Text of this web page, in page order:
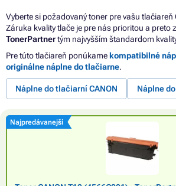
Vyberte si požadovaný toner pre vašu tlačiareň
Záruka kvality tlače je pre nás prioritou a preto
TonerPartnertým najvyšším štandardom
Pre túto tlačiareň ponúkame kompatibilné
originálne náplne do tlačiarne.
Náplne do tlačiarní CANON Náplne
Najpredávanejší